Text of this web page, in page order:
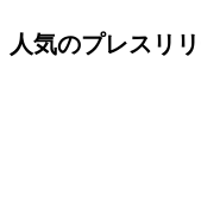
人気のプレスリ